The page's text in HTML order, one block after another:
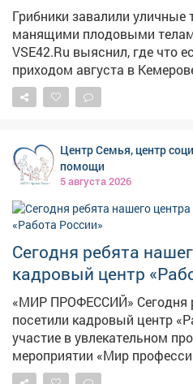
Грибники завалили уличные
манящими плодовыми
VSE42.Ru выяснил, где что
приходом августа в
грибной бум: народные
аппетитных грибочков,
роскошные трофеи, а
что разбирать лесное
Центр Семья, центр
помощи
5 августа 2026
Сегодня ребята
кадровый центр
«МИР ПРОФЕССИЙ» Сегодня ребята нашего центра
посетили кадровый центр
участие в увлекательном
мероприятии «Мир профессий». Подростки
какие профессии